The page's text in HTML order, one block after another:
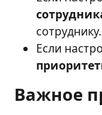
сотруднику.
Если
Важное